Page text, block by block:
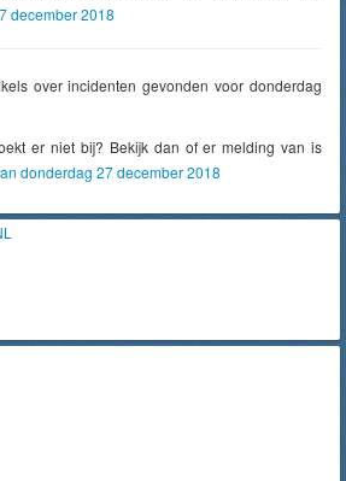
december 2018
over incidenten gevonden voor donderdag
er niet bij? Bekijk dan of er melding van is
donderdag 27 december 2018